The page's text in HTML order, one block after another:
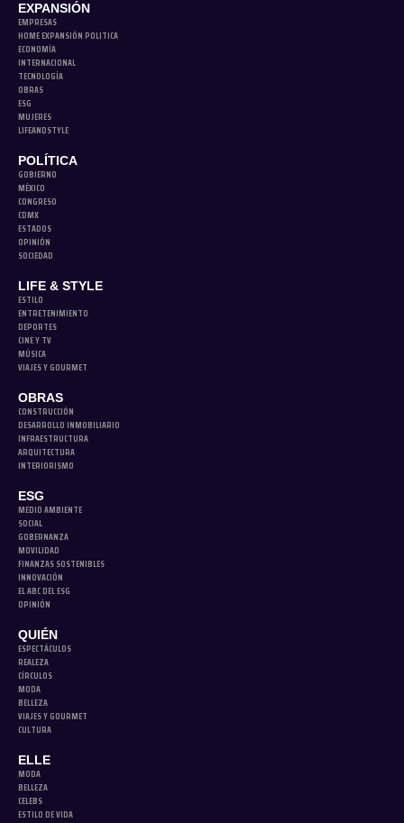
EXPANSIÓN
EMPRESAS
HOME EXPANSIÓN POLITICA
ECONOMÍA
INTERNACIONAL
TECNOLOGÍA
OBRAS
ESG
MUJERES
LIFEANDSTYLE
POLÍTICA
GOBIERNO
MÉXICO
CONGRESO
CDMX
ESTADOS
OPINIÓN
SOCIEDAD
LIFE & STYLE
ESTILO
ENTRETENIMIENTO
DEPORTES
CINE Y TV
MÚSICA
VIAJES Y GOURMET
OBRAS
CONSTRUCCIÓN
DESARROLLO INMOBILIARIO
INFRAESTRUCTURA
ARQUITECTURA
INTERIORISMO
ESG
MEDIO AMBIENTE
SOCIAL
GOBERNANZA
MOVILIDAD
FINANZAS SOSTENIBLES
INNOVACIÓN
EL ABC DEL ESG
OPINIÓN
QUIÉN
ESPECTÁCULOS
REALEZA
CÍRCULOS
MODA
BELLEZA
VIAJES Y GOURMET
CULTURA
ELLE
MODA
BELLEZA
CELEBS
ESTILO DE VIDA